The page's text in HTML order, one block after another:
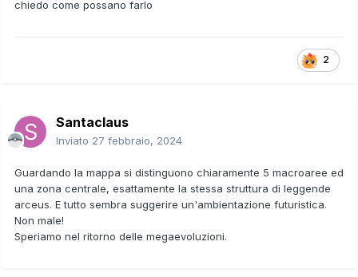
chiedo come possano farlo
2
Santaclaus
Inviato 27 febbraio, 2024
Guardando la mappa si distinguono chiaramente 5 macroaree ed
una zona centrale, esattamente la stessa struttura di leggende
arceus. E tutto sembra suggerire un'ambientazione futuristica.
Non male!
Speriamo nel ritorno delle megaevoluzioni.